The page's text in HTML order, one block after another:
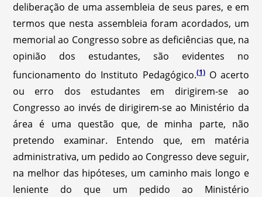
deliberação de uma assembleia de seus pares, e em
termos que nesta assembleia foram acordados, um
memorial ao Congresso sobre as deficiências que, na
opinião dos estudantes, são evidentes no
funcionamento do Instituto Pedagógico.(1)O acerto
ou erro dos estudantes em dirigirem-se ao
Congresso ao invés de dirigirem-se ao Ministério da
área é uma questão que, de minha parte, não
pretendo examinar. Entendo que, em matéria
administrativa, um pedido ao Congresso deve seguir,
na melhor das hipóteses, um caminho mais longo e
leniente do que um pedido ao Ministério